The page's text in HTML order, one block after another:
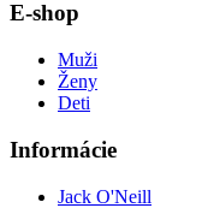
E-shop
Muži
Ženy
Deti
Informácie
Jack O'Neill